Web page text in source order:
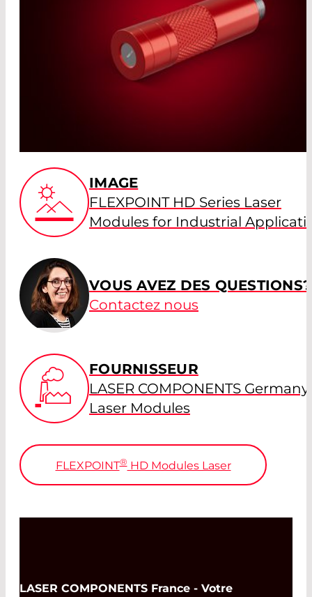
IMAGE
FLEXPOINT HD Series Laser
Modules for Industrial
VOUS AVEZ DES QUESTIONS?
Contactez nous
FOURNISSEUR
LASER COMPONENTS
Laser Modules
FLEXPOINT®HD Modules Laser
LASER COMPONENTS France - Votre